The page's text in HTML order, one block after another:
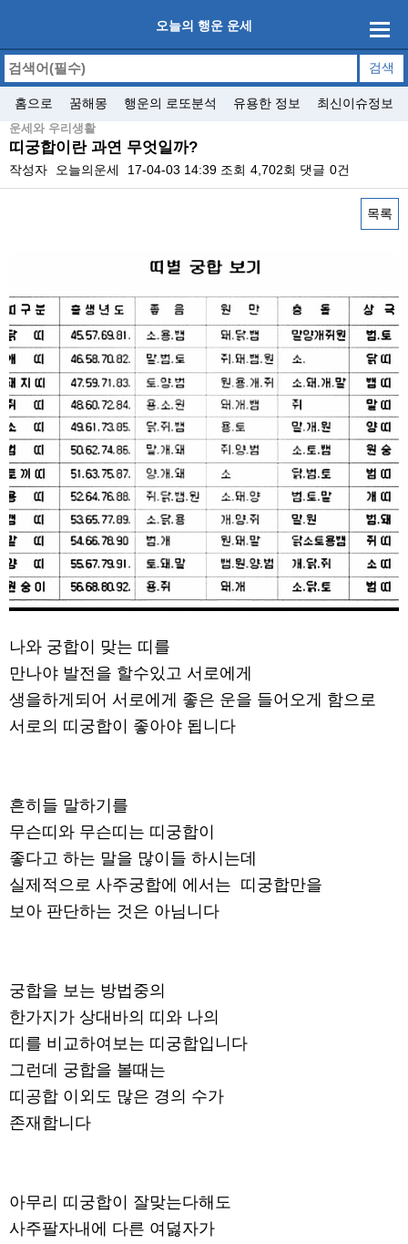
오늘의 행운 운세
홈으로 꿈해몽 행운의 로또분석 유용한 정보 최신이슈정보
운세와 우리생활
띠궁합이란 과연 무엇일까?
작성자 오늘의운세 17-04-03 14:39 조회 4,702회 댓글 0건
목록
나와 궁합이 맞는 띠를
만나야 발전을 할수있고 서로에게
생을하게되어 서로에게 좋은 운을 들어오게 함으로
서로의 띠궁합이 좋아야 됩니다
흔히들 말하기를
무슨띠와 무슨띠는 띠궁합이
좋다고 하는 말을 많이들 하시는데
실제적으로 사주궁합에 에서는 띠궁합만을
보아 판단하는 것은 아님니다
궁합을 보는 방법중의
한가지가 상대바의 띠와 나의
띠를 비교하여보는 띠궁합입니다
그런데 궁합을 볼때는
띠공합 이외도 많은 경의 수가
존재합니다
아무리 띠궁합이 잘맞는다해도
사주팔자내에 다른 여덣자가